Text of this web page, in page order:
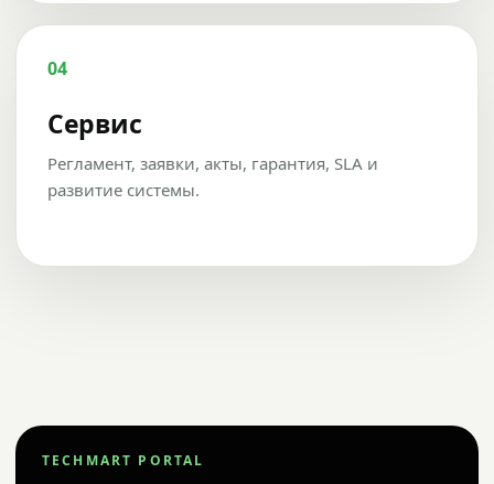
04
Сервис
Регламент, заявки, акты, гарантия, SLA и
развитие системы.
TECHMART PORTAL